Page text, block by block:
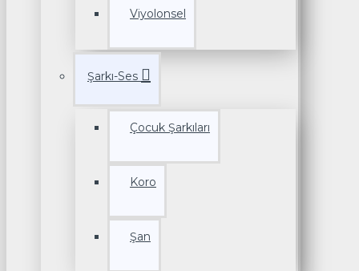
Viyolonsel
Şarkı-Ses
Çocuk Şarkıları
Koro
Şan